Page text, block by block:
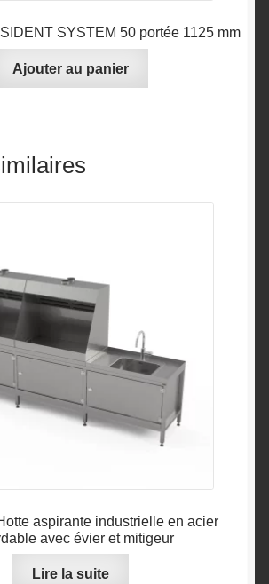
SYSTEM 50 portée 1125 mm
Ajouter au panier
aspirante industrielle en acier
avec évier et mitigeur
Lire la suite